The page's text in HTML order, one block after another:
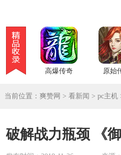
高爆传奇 原始
当前位置： 爽赞网 > 看新闻 > pc主机
破解战力瓶颈 《